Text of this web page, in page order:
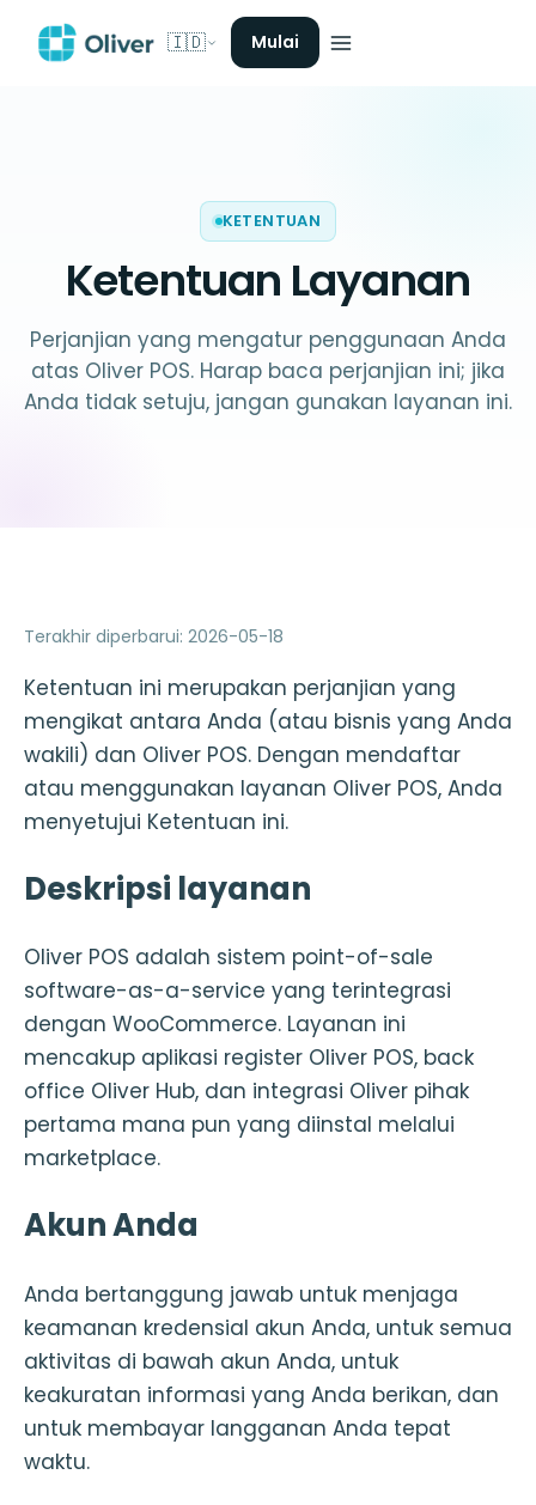
🇮🇩 Mulai
KETENTUAN
Ketentuan Layanan
Perjanjian yang mengatur penggunaan Anda
atas Oliver POS. Harap baca perjanjian ini; jika
Anda tidak setuju, jangan gunakan layanan ini.
Terakhir diperbarui: 2026-05-18
Ketentuan ini merupakan perjanjian yang
mengikat antara Anda (atau bisnis yang Anda
wakili) dan Oliver POS. Dengan mendaftar
atau menggunakan layanan Oliver POS, Anda
menyetujui Ketentuan ini.
Deskripsi layanan
Oliver POS adalah sistem point-of-sale
software-as-a-service yang terintegrasi
dengan WooCommerce. Layanan ini
mencakup aplikasi register Oliver POS, back
office Oliver Hub, dan integrasi Oliver pihak
pertama mana pun yang diinstal melalui
marketplace.
Akun Anda
Anda bertanggung jawab untuk menjaga
keamanan kredensial akun Anda, untuk semua
aktivitas di bawah akun Anda, untuk
keakuratan informasi yang Anda berikan, dan
untuk membayar langganan Anda tepat
waktu.